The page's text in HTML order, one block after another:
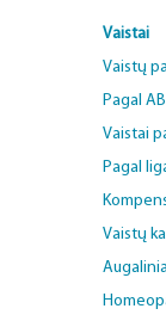
Vaistai
Vaistų
Pagal
Vaistai
Pagal
Vaistų